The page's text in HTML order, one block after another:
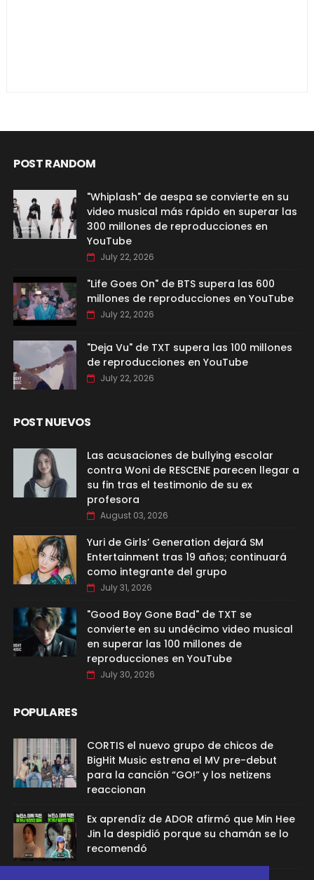
POST RANDOM
"Whiplash" de aespa se convierte en su
video musical más rápido en superar las
300 millones de reproducciones en
YouTube
July 22, 2026
"Life Goes On" de BTS supera las 600
millones de reproducciones en YouTube
July 22, 2026
"Deja Vu" de TXT supera las 100 millones
de reproducciones en YouTube
July 22, 2026
POST NUEVOS
Las acusaciones de bullying escolar
contra Woni de RESCENE parecen llegar a
su fin tras el testimonio de su ex
profesora
August 03, 2026
Yuri de Girls’ Generation dejará SM
Entertainment tras 19 años; continuará
como integrante del grupo
July 31, 2026
"Good Boy Gone Bad" de TXT se
convierte en su undécimo video musical
en superar las 100 millones de
reproducciones en YouTube
July 30, 2026
POPULARES
CORTIS el nuevo grupo de chicos de
BigHit Music estrena el MV pre-debut
para la canción “GO!” y los netizens
reaccionan
Ex aprendíz de ADOR afirmó que Min Hee
Jin la despidió porque su chamán se lo
recomendó